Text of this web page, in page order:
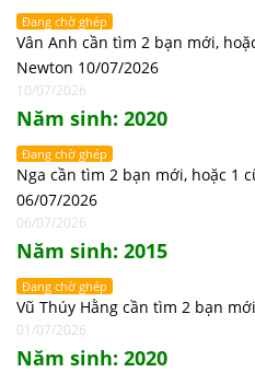
Đang chờ ghép
Vân Anh cần tìm 2 bạn mới,
Newton 10/07/2026
10/07/2026
Năm sinh: 2020
Đang chờ ghép
Nga cần tìm 2 bạn mới, hoặc 1
06/07/2026
06/07/2026
Năm sinh: 2015
Đang chờ ghép
Vũ Thúy Hằng cần tìm 2 bạn
01/07/2026
Năm sinh: 2020